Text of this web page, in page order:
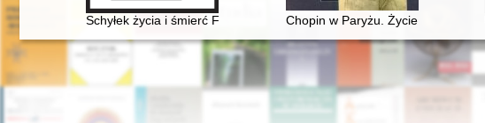
Schyłek życia i śmierć Fryderyka Chopina [1810-1849]
Chopin w Paryżu. Życie i epoka